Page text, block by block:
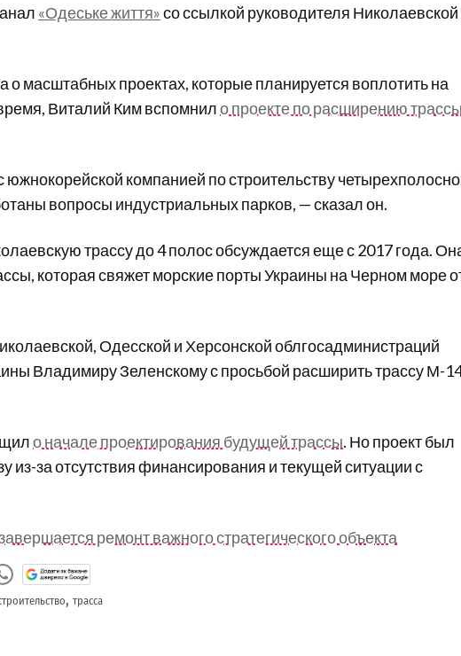
«Одеське життя»со ссылкой руководителя Николаевской
о масштабных проектах, которые планируется воплотить на
Виталий Ким вспомнило проекте по расширению трассы
компанией по строительству
вопросы индустриальных парков, — сказал он.
трассу до 4 полос обсуждается еще с 2017 года.
которая свяжет морские порты Украины на Черном море
Одесской и Херсонской облгосадминистраций
Владимиру Зеленскомус просьбой расширить трассу М-
о начале проектирования будущей трассы. Но проект был
из-за отсутствия финансирования и текущей ситуации с
ремонт важного стратегического объекта
, трасса